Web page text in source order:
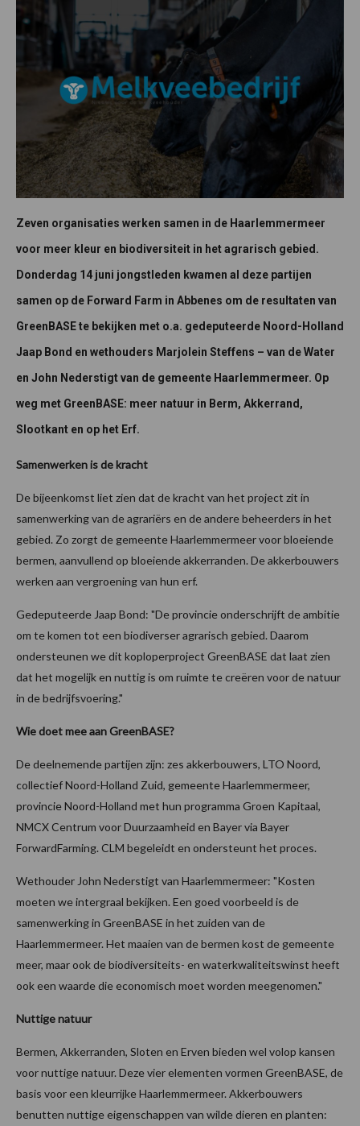
Zeven organisaties werken samen in de Haarlemmermeer
voor meer kleur en biodiversiteit in het agrarisch gebied.
Donderdag 14 juni jongstleden kwamen al deze partijen
samen op de Forward Farm in Abbenes om de resultaten van
GreenBASE te bekijken met o.a. gedeputeerde Noord-Holland
Jaap Bond en wethouders Marjolein Steffens – van de Water
en John Nederstigt van de gemeente Haarlemmermeer. Op
weg met GreenBASE: meer natuur in Berm, Akkerrand,
Slootkant en op het Erf.
Samenwerken is de kracht
De bijeenkomst liet zien dat de kracht van het project zit in
samenwerking van de agrariërs en de andere beheerders in het
gebied. Zo zorgt de gemeente Haarlemmermeer voor bloeiende
bermen, aanvullend op bloeiende akkerranden. De akkerbouwers
werken aan vergroening van hun erf.
Gedeputeerde Jaap Bond: "De provincie onderschrijft de ambitie
om te komen tot een biodiverser agrarisch gebied. Daarom
ondersteunen we dit koploperproject GreenBASE dat laat zien
dat het mogelijk en nuttig is om ruimte te creëren voor de natuur
in de bedrijfsvoering."
Wie doet mee aan GreenBASE?
De deelnemende partijen zijn: zes akkerbouwers, LTO Noord,
collectief Noord-Holland Zuid, gemeente Haarlemmermeer,
provincie Noord-Holland met hun programma Groen Kapitaal,
NMCX Centrum voor Duurzaamheid en Bayer via Bayer
ForwardFarming. CLM begeleidt en ondersteunt het proces.
Wethouder John Nederstigt van Haarlemmermeer: "Kosten
moeten we intergraal bekijken. Een goed voorbeeld is de
samenwerking in GreenBASE in het zuiden van de
Haarlemmermeer. Het maaien van de bermen kost de gemeente
meer, maar ook de biodiversiteits- en waterkwaliteitswinst heeft
ook een waarde die economisch moet worden meegenomen."
Nuttige natuur
Bermen, Akkerranden, Sloten en Erven bieden wel volop kansen
voor nuttige natuur. Deze vier elementen vormen GreenBASE, de
basis voor een kleurrijke Haarlemmermeer. Akkerbouwers
benutten nuttige eigenschappen van wilde dieren en planten: